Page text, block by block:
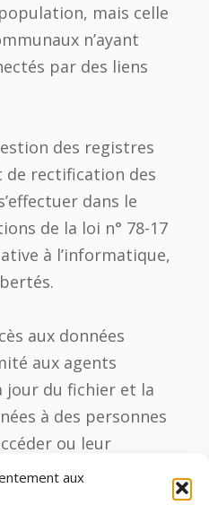
aux
mais celle
n’ayant
par des liens
des registres
de rectification des
dans le
de la loi n° 78-17
à l’informatique,
aux données
aux agents
jour du fichier et la
à des personnes
ou leur
des peines
16 à 226-24 du